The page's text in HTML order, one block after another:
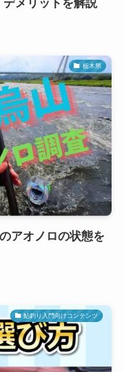
メリットを解説
栃木県
アオノロの状態を
鮎釣り入門向けコンテンツ